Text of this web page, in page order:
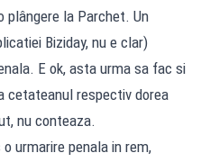
plângere la Parchet. Un
Biziday, nu e clar)
E ok, asta urma sa fac si
cetateanul respectiv dorea
nu conteaza.
urmarire penala in rem,